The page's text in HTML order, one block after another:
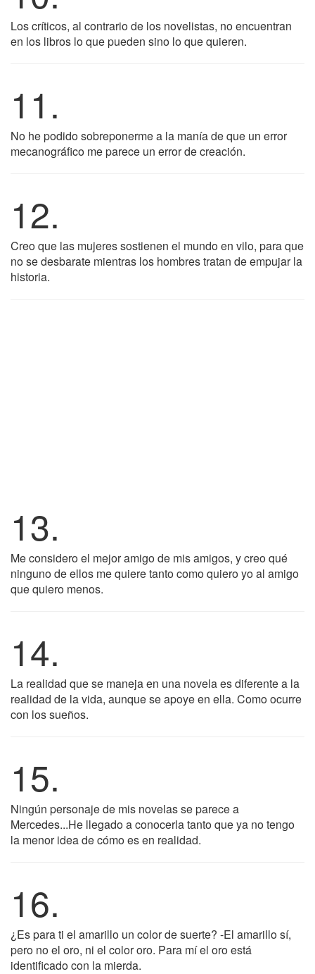
Los críticos, al contrario de los novelistas, no encuentran
en los libros lo que pueden sino lo que quieren.
11.
No he podido sobreponerme a la manía de que un error
mecanográfico me parece un error de creación.
12.
Creo que las mujeres sostienen el mundo en vilo, para que
no se desbarate mientras los hombres tratan de empujar la
historia.
13.
Me considero el mejor amigo de mis amigos, y creo qué
ninguno de ellos me quiere tanto como quiero yo al amigo
que quiero menos.
14.
La realidad que se maneja en una novela es diferente a la
realidad de la vida, aunque se apoye en ella. Como ocurre
con los sueños.
15.
Ningún personaje de mis novelas se parece a
Mercedes...He llegado a conocerla tanto que ya no tengo
la menor idea de cómo es en realidad.
16.
¿Es para ti el amarillo un color de suerte? -El amarillo sí,
pero no el oro, ni el color oro. Para mí el oro está
identificado con la mierda.